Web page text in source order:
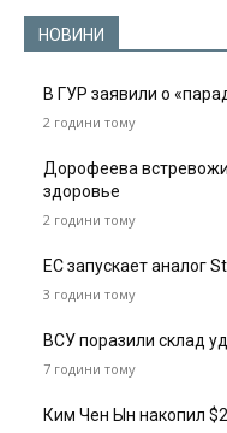
НОВИНИ
В ГУР заявили о
2 години тому
Дорофеева
здоровье
2 години тому
ЕС запускает аналог
3 години тому
ВСУ поразили склад
7 години тому
Ким Чен Ын накопил